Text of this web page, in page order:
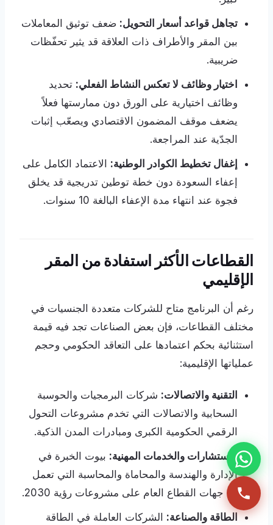
تجاهل قواعد أسعار التحويل: ضعف توثيق المعاملات
بين المقر والأطراف ذات العلاقة قد يثير تحفّظات
ضريبية.
اختيار وظائف لا تعكس النشاط الفعلي: تحديد
وظائف اختيارية على الورق دون ممارستها فعلاً
يضعف موقف المضمون الاقتصادي ويصعّب إثبات
الجدّية عند المراجعة.
إغفال تخطيط الكوادر الوطنية: الاعتماد الكامل على
إعفاء السعودة دون خطة توطين تدريجية قد يخلق
فجوة عند انتهاء مدة الإعفاء البالغة 10 سنوات.
القطاعات الأكثر استفادة من المقر
الإقليمي
رغم أن البرنامج متاح للشركات متعددة الجنسيات في
مختلف القطاعات، فإن بعض الصناعات تجد فيه قيمة
استثنائية بحكم اعتمادها على التعاقد الحكومي وحجم
عملياتها الإقليمية:
التقنية والاتصالات: شركات البرمجيات والحوسبة
السحابية والاتصالات التي تخدم مشروعات التحول
الرقمي الحكومية الكبرى ومبادرات المدن الذكية.
الاستشارات والخدمات المهنية: بيوت الخبرة في
الإدارة والهندسة والمحاماة والمحاسبة التي تعمل
مع جهات القطاع العام على مشروعات رؤية 2030.
الطاقة والصناعة: الشركات العاملة في الطاقة